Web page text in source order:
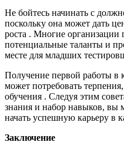
Не бойтесь начинать с
поскольку она может дать
роста . Многие организации
потенциальные таланты и
месте для младших
Получение первой работы в
может потребовать
обучения . Следуя этим
знания и набор навыков, вы
начать успешную карьеру в
Заключение